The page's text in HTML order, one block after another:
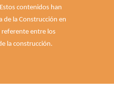
contenidos han
de la Construcción en
referente entre los
la construcción.